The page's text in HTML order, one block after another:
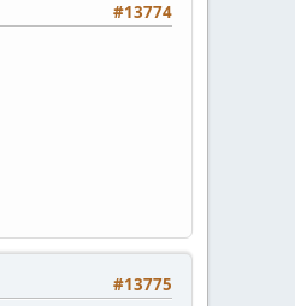
#13774
#13775